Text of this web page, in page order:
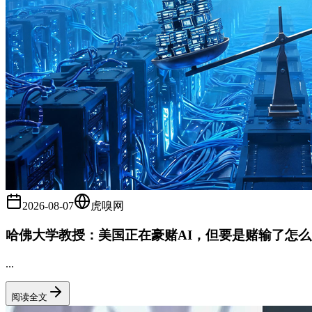
2026-08-07 虎嗅网
哈佛大学教授：美国正在豪赌AI，但要是赌输了怎
...
阅读全文